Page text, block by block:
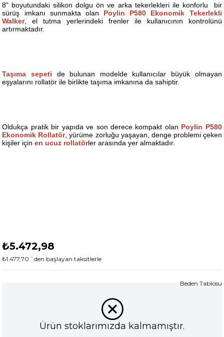
8" boyutundaki silikon dolgu ön ve arka tekerlekleri ile konforlu bir
sürüş imkanı sunmakta olan Poylin P580 Ekonomik Tekerlekli
Walker, el tutma yerlerindeki frenler ile kullanıcının kontrolünü
artırmaktadır.
Taşıma sepeti de bulunan modelde kullanıcılar büyük olmayan
eşyalarını rollatör ile birlikte taşıma imkanına da sahiptir.
Oldukça pratik bir yapıda ve son derece kompakt olan Poylin P580
Ekonomik Rollatör, yürüme zorluğu yaşayan, denge problemi çeken
kişiler içinen ucuz rollatörler arasında yer almaktadır.
₺5.472,98
₺1.477,70 `den başlayan taksitlerle
Ürün stoklarımızda kalmamıştır.
Beden Tablosu